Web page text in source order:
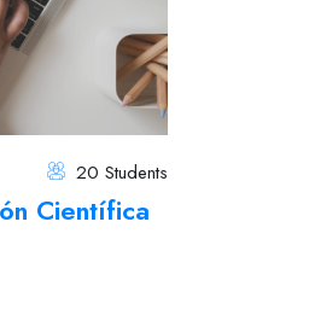
20 Students
Científica